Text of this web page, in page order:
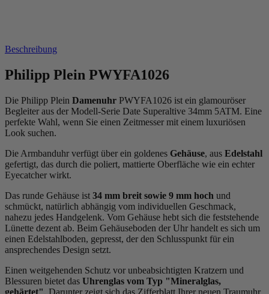
Beschreibung
Philipp Plein PWYFA1026
Die Philipp Plein Damenuhr PWYFA1026 ist ein glamouröser
Begleiter aus der Modell-Serie Date Superaltive 34mm 5ATM. Eine
perfekte Wahl, wenn Sie einen Zeitmesser mit einem luxuriösen
Look suchen.
Die Armbanduhr verfügt über ein goldenes Gehäuse, aus Edelstahl
gefertigt, das durch die poliert, mattierte Oberfläche wie ein echter
Eyecatcher wirkt.
Das runde Gehäuse ist 34 mm breit sowie 9 mm hoch und
schmückt, natürlich abhängig vom individuellen Geschmack,
nahezu jedes Handgelenk. Vom Gehäuse hebt sich die feststehende
Lünette dezent ab. Beim Gehäuseboden der Uhr handelt es sich um
einen Edelstahlboden, gepresst, der den Schlusspunkt für ein
ansprechendes Design setzt.
Einen weitgehenden Schutz vor unbeabsichtigten Kratzern und
Blessuren bietet das Uhrenglas vom Typ "Mineralglas,